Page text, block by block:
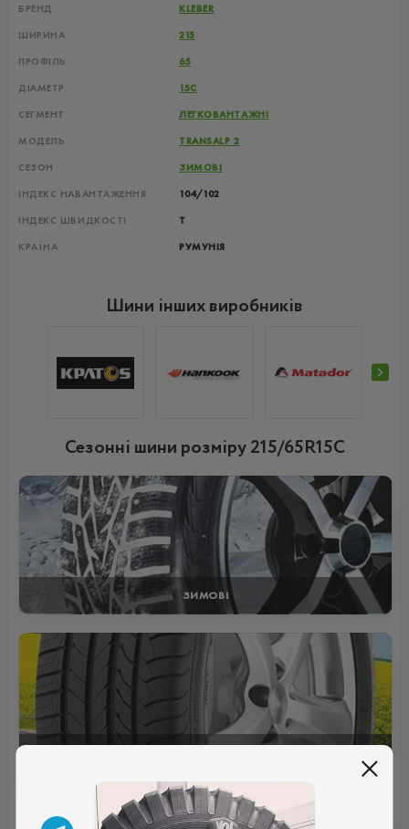
БРЕНД KLEBER
ШИРИНА 215
ПРОФІЛЬ 65
ДІАМЕТР 15C
СЕГМЕНТ ЛЕГКОВАНТАЖНІ
МОДЕЛЬ TRANSALP 2
СЕЗОН ЗИМОВІ
ІНДЕКС НАВАНТАЖЕННЯ 104/102
ІНДЕКС ШВИДКОСТІ T
КРАЇНА РУМУНІЯ
Шини інших виробників
Сезонні шини розміру 215/65R15C
ЗИМОВІ